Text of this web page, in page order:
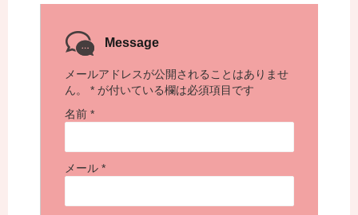
Message
メールアドレスが公開されることはありませ
ん。
* が付いている欄は必須項目です
名前 *
メール *